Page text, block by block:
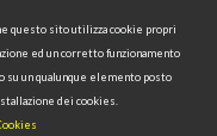
Area Riservata
questo sito utilizza cookie propri
ed un corretto funzionamento
su un qualunque elemento posto
dei cookies.